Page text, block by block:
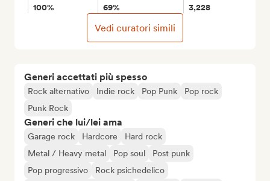
Generi accettati più spesso
Rock alternativo Indie rock Pop Punk
Pop rock
Punk Rock
Generi che lui/lei ama
Garage rock Hardcore
Hard rock
Metal / Heavy metal
Pop soul
Post punk
Pop progressivo
Rock psichedelico
100% 69% 3,228
Vedi curatori simili